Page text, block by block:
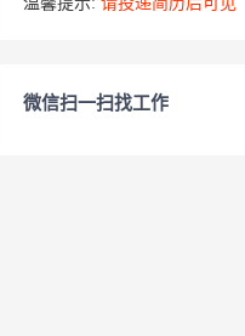
微信扫一扫找工作